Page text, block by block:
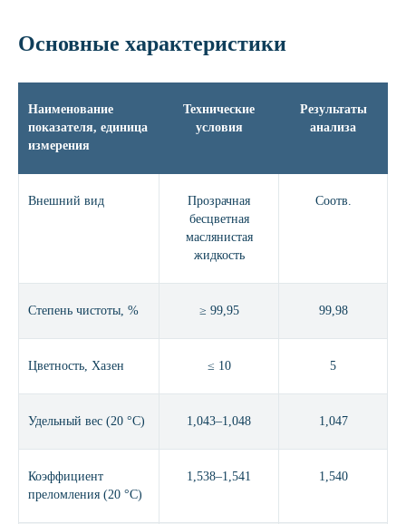
Основные характеристики
Наименование
показателя, единица
измерения
Технические
условия
Результаты
анализа
Внешний вид
Прозрачная
бесцветная
маслянистая
жидкость
Соотв.
Степень чистоты, % ≥ 99,95 99,98
Цветность, Хазен ≤ 10 5
Удельный вес (20 °С) 1,043–1,048 1,047
Коэффициент
преломления (20 °С)
1,538–1,541 1,540